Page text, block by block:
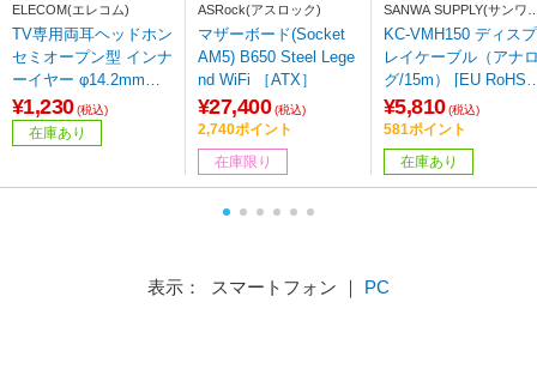
ELECOM(エレコム)
TV専用両耳ヘッドホン
セミオープン型 インナ
ーイヤー φ14.2mmド
ライバー 5mコード ボ
リュームコントローラ
ー付き ブラック Affinit
-TV11I5XBK ［インナ
¥1,230 (税込)
在庫あり
ASRock(アスロック)
マザーボード(Socket
AM5) B650 Steel Lege
nd WiFi ［ATX］
¥27,400 (税込)
2,740ポイント
在庫限り
SANWA SUPPLY(サンワ
プライ)
KC-VMH150 ディスプ
レイケーブル（アナ
グ/15m） [EU RoHS
令準拠]
¥5,810 (税込)
581ポイント
在庫あり
表示： スマートフォン ｜ PC